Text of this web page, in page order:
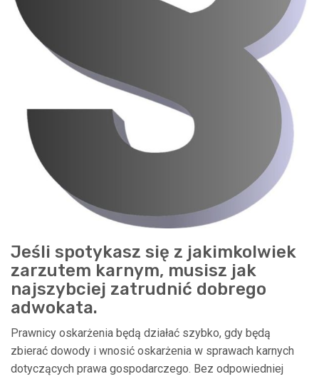
Jeśli spotykasz się z jakimkolwiek
zarzutem karnym, musisz jak
najszybciej zatrudnić dobrego
adwokata.
Prawnicy oskarżenia będą działać szybko, gdy będą
zbierać dowody i wnosić oskarżenia w sprawach karnych
dotyczących prawa gospodarczego. Bez odpowiedniej